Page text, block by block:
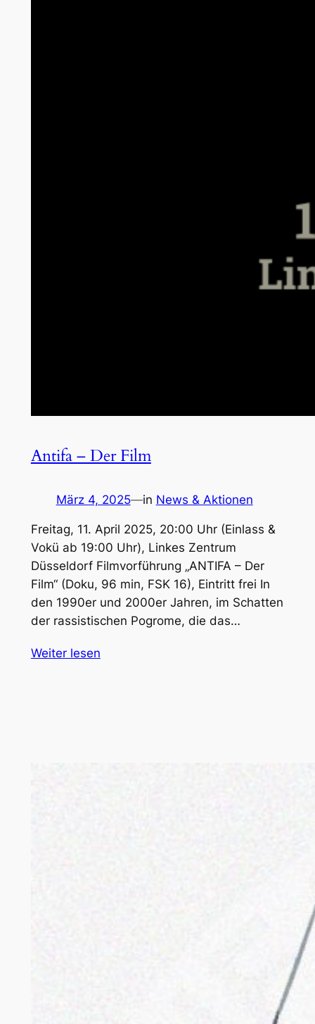
Antifa – Der Film
März 4, 2025—in News & Aktionen
Freitag, 11. April 2025, 20:00 Uhr (Einlass &
Vokü ab 19:00 Uhr), Linkes Zentrum
Düsseldorf Filmvorführung „ANTIFA – Der
Film“ (Doku, 96 min, FSK 16), Eintritt frei In
den 1990er und 2000er Jahren, im Schatten
der rassistischen Pogrome, die das…
Weiter lesen